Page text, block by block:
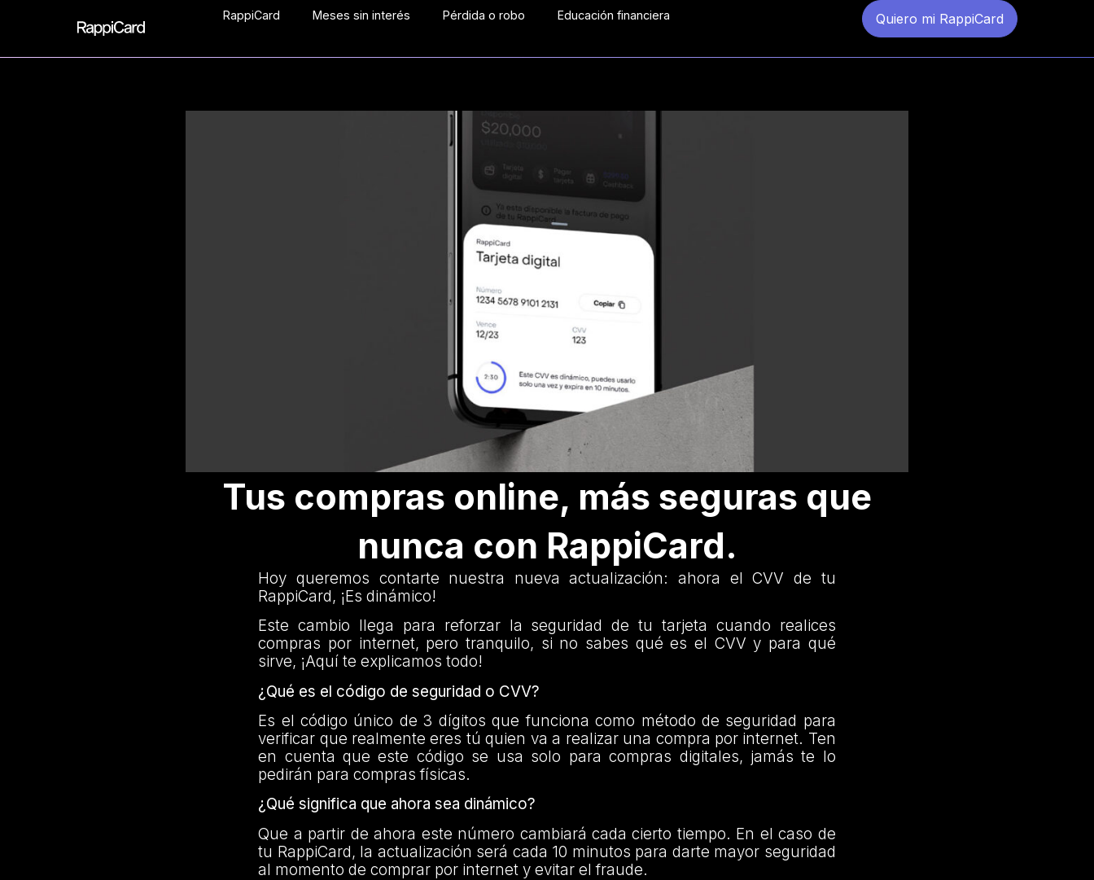
RappiCard Meses sin interés Pérdida o robo Educación financiera Quiero mi RappiCard
Tus compras online, más seguras que
nunca con RappiCard.
Hoy queremos contarte nuestra nueva actualización: ahora el CVV de tu
RappiCard, ¡Es dinámico!
Este cambio llega para reforzar la seguridad de tu tarjeta cuando realices
compras por internet, pero tranquilo, si no sabes qué es el CVV y para qué
sirve, ¡Aquí te explicamos todo!
¿Qué es el código de seguridad o CVV?
Es el código único de 3 dígitos que funciona como método de seguridad para
verificar que realmente eres tú quien va a realizar una compra por internet. Ten
en cuenta que este código se usa solo para compras digitales, jamás te lo
pedirán para compras físicas.
¿Qué significa que ahora sea dinámico?
Que a partir de ahora este número cambiará cada cierto tiempo. En el caso de
tu RappiCard, la actualización será cada 10 minutos para darte mayor seguridad
al momento de comprar por internet y evitar el fraude.